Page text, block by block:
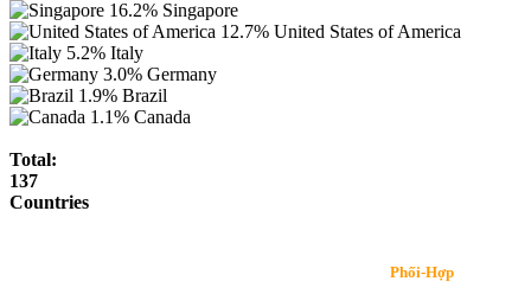
16.2% Singapore
12.7% United States of America
5.2% Italy
3.0% Germany
1.9% Brazil
1.1% Canada
Total:
137
Countries
Phối-Hợp